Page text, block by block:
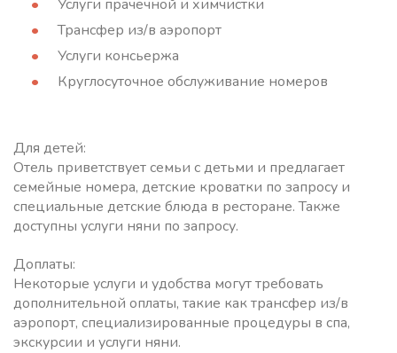
Услуги прачечной и химчистки
Трансфер из/в аэропорт
Услуги консьержа
Круглосуточное обслуживание номеров
Для детей:
Отель приветствует семьи с детьми и предлагает
семейные номера, детские кроватки по запросу и
специальные детские блюда в ресторане. Также
доступны услуги няни по запросу.
Доплаты:
Некоторые услуги и удобства могут требовать
дополнительной оплаты, такие как трансфер из/в
аэропорт, специализированные процедуры в спа,
экскурсии и услуги няни.